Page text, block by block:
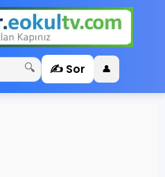
🔍 ✍️ Sor 👤